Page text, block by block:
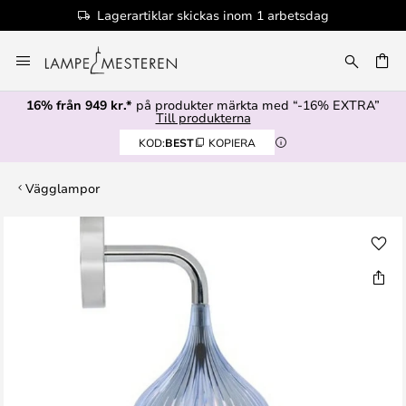
Lagerartiklar skickas inom 1 arbetsdag
till
innehållet
16% från 949 kr.* på produkter märkta med “-16% EXTRA”
Till produkterna
KOD:BEST KOPIERA
Vägglampor